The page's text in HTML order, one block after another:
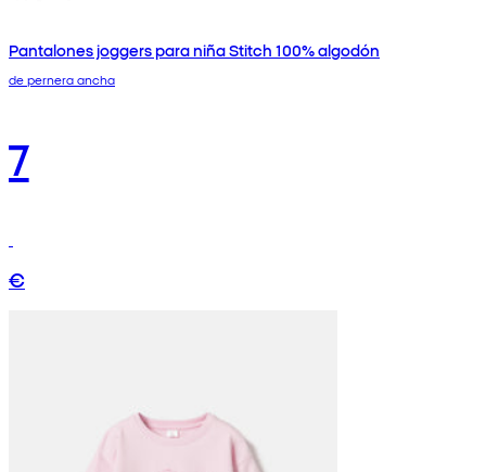
Pantalones joggers para niña Stitch 100% algodón
de pernera ancha
7
€